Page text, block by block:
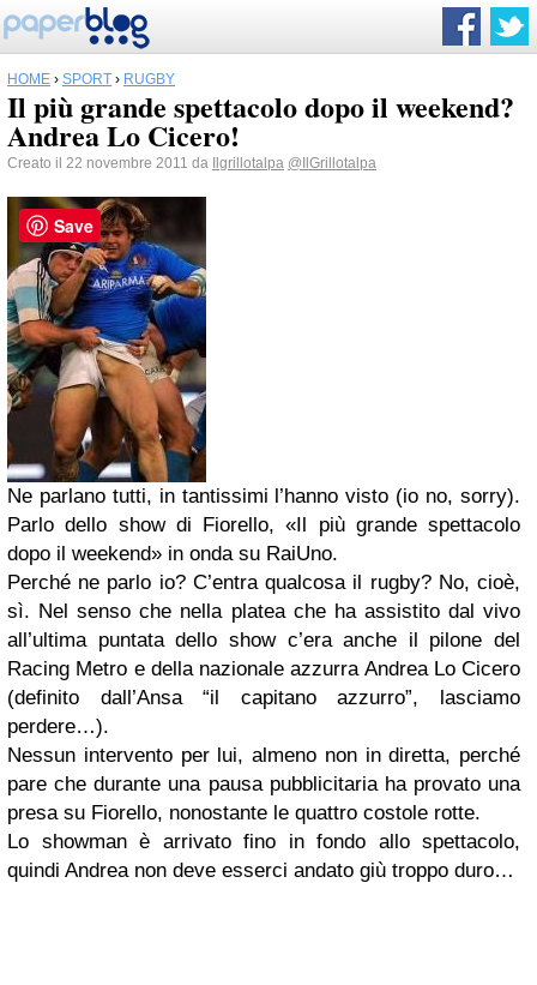
HOME › SPORT › RUGBY
Il più grande spettacolo dopo il weekend?
Andrea Lo Cicero!
Creato il 22 novembre 2011 da Ilgrillotalpa @IlGrillotalpa
Ne parlano tutti, in tantissimi l’hanno visto (io no, sorry).
Parlo dello show di Fiorello, «Il più grande spettacolo
dopo il weekend» in onda su RaiUno.
Perché ne parlo io? C’entra qualcosa il rugby? No, cioè,
sì. Nel senso che nella platea che ha assistito dal vivo
all’ultima puntata dello show c’era anche il pilone del
Racing Metro e della nazionale azzurra Andrea Lo Cicero
(definito dall’Ansa “il capitano azzurro”, lasciamo
perdere…).
Nessun intervento per lui, almeno non in diretta, perché
pare che durante una pausa pubblicitaria ha provato una
presa su Fiorello, nonostante le quattro costole rotte.
Lo showman è arrivato fino in fondo allo spettacolo,
quindi Andrea non deve esserci andato giù troppo duro…
Save